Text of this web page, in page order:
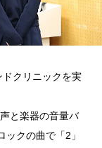
クリニックを実
と楽器の音量バ
ックの曲で「2」